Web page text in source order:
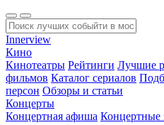
Innerview
Кино
Кинотеатры Рейтинги Лучшие
фильмов Каталог сериалов
персон Обзоры и статьи
Концерты
Концертная афиша Концертные